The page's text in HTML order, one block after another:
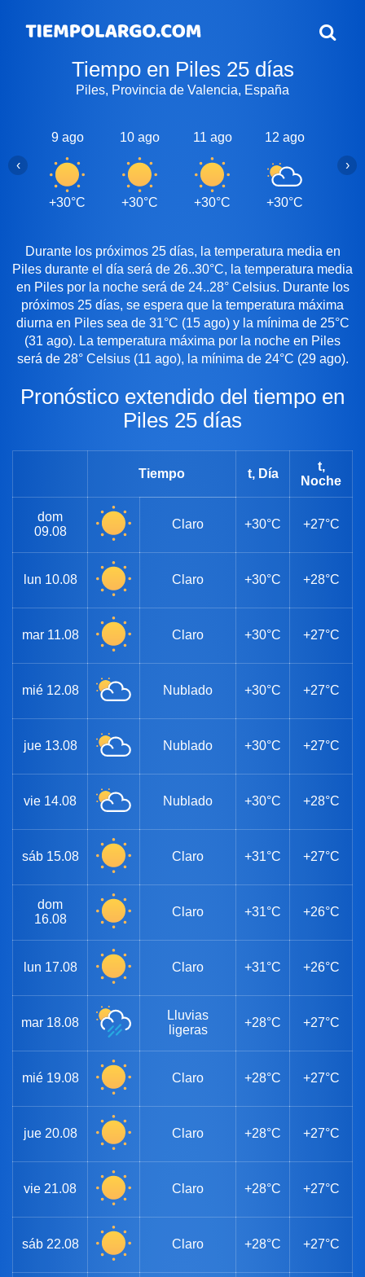
Tiempo en Piles 25 días
Piles, Provincia de Valencia, España
9 ago
+30°C
10 ago
+30°C
11 ago
+30°C
12 ago
+30°C
‹ ›
Durante los próximos 25 días, la temperatura media en
Piles durante el día será de 26..30°C, la temperatura media
en Piles por la noche será de 24..28° Celsius. Durante los
próximos 25 días, se espera que la temperatura máxima
diurna en Piles sea de 31°C (15 ago) y la mínima de 25°C
(31 ago). La temperatura máxima por la noche en Piles
será de 28° Celsius (11 ago), la mínima de 24°C (29 ago).
Pronóstico extendido del tiempo en
Piles 25 días
Tiempo t, Día
t,
Noche
dom
09.08
Claro +30°C +27°C
lun 10.08 Claro +30°C +28°C
mar 11.08 Claro +30°C +27°C
mié 12.08 Nublado +30°C +27°C
jue 13.08 Nublado +30°C +27°C
vie 14.08 Nublado +30°C +28°C
sáb 15.08 Claro +31°C +27°C
dom
16.08
Claro +31°C +26°C
lun 17.08 Claro +31°C +26°C
mar 18.08
Lluvias
ligeras
+28°C +27°C
mié 19.08 Claro +28°C +27°C
jue 20.08 Claro +28°C +27°C
vie 21.08 Claro +28°C +27°C
sáb 22.08 Claro +28°C +27°C